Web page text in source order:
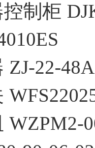
制柜
ZJ-22-48A
WZPM2-